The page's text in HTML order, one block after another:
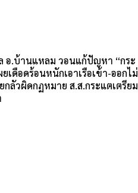
อ.บ้านแหลม วอนแก้ปัญหา “กระ
เดือดร้อนหนักเอาเรือเข้า-ออกไม่
ลัวผิดกฏหมาย ส.ส.กระแตเตรียม